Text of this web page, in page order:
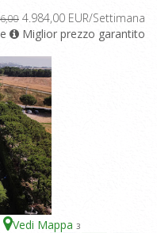
4.984,00 EUR/Settimana
Miglior prezzo garantito
Vedi Mappa 3